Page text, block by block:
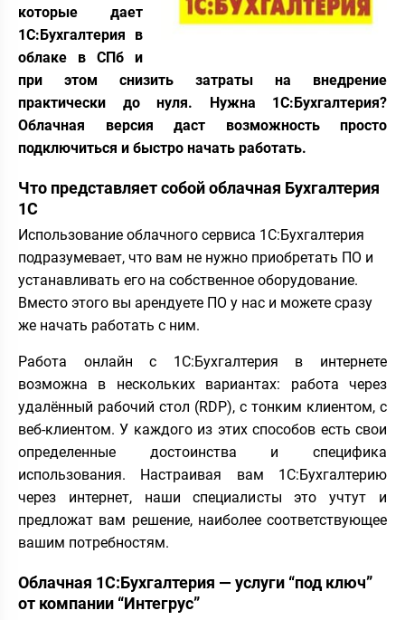
которые дает
1С:Бухгалтерия в
облаке в СПб и
при этом снизить затраты на внедрение
практически до нуля. Нужна 1С:Бухгалтерия?
Облачная версия даст возможность просто
подключиться и быстро начать работать.
Что представляет собой облачная Бухгалтерия
1С
Использование облачного сервиса 1С:Бухгалтерия
подразумевает, что вам не нужно приобретать ПО и
устанавливать его на собственное оборудование.
Вместо этого вы арендуете ПО у нас и можете сразу
же начать работать с ним.
Работа онлайн с 1С:Бухгалтерия в интернете
возможна в нескольких вариантах: работа через
удалённый рабочий стол (RDP), с тонким клиентом, с
веб-клиентом. У каждого из этих способов есть свои
определенные достоинства и специфика
использования. Настраивая вам 1С:Бухгалтерию
через интернет, наши специалисты это учтут и
предложат вам решение, наиболее соответствующее
вашим потребностям.
Облачная 1С:Бухгалтерия — услуги “под ключ”
от компании “Интегрус”